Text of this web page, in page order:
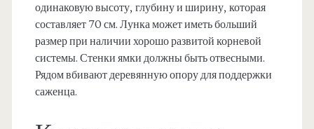
одинаковую высоту, глубину и ширину, которая
составляет 70 см. Лунка может иметь больший
размер при наличии хорошо развитой корневой
системы. Стенки ямки должны быть отвесными.
Рядом вбивают деревянную опору для поддержки
саженца.